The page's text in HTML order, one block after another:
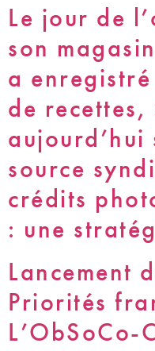
Le jour de
son
a
de
aujourd’hui
source
crédits
: une
Lancement
Priorités
L’ObSoCo-